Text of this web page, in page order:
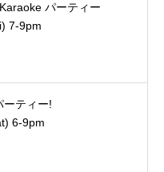
パーティー
7-9pm
ーティー!
6-9pm